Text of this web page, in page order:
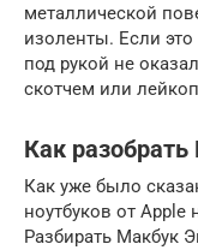
металлической
изоленты. Если
под рукой не
скотчем или
Как
Как уже было
ноутбуков от
Разбирать Макбук